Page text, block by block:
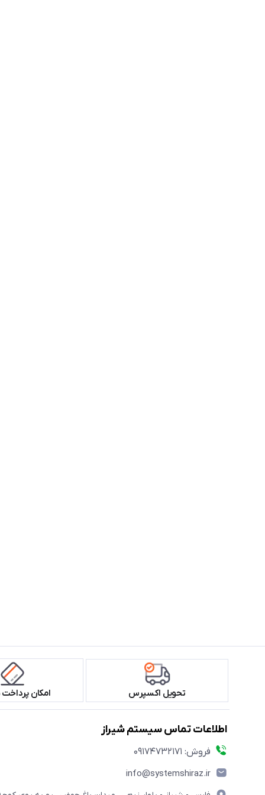
تحویل اکسپرس امکان
اطلاعات تماس سیستم شیراز
فروش: 09174732171
info@systemshiraz.ir